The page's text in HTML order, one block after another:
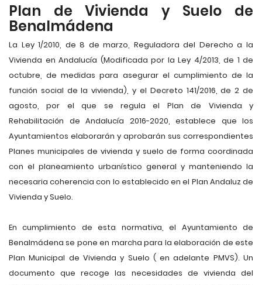
Plan de Vivienda y Suelo de
Benalmádena
La Ley 1/2010, de 8 de marzo, Reguladora del Derecho a la
Vivienda en Andalucía (Modificada por la Ley 4/2013, de 1 de
octubre, de medidas para asegurar el cumplimiento de la
función social de la vivienda), y el Decreto 141/2016, de 2 de
agosto, por el que se regula el Plan de Vivienda y
Rehabilitación de Andalucía 2016-2020, establece que los
Ayuntamientos elaborarán y aprobarán sus correspondientes
Planes municipales de vivienda y suelo de forma coordinada
con el planeamiento urbanístico general y manteniendo la
necesaria coherencia con lo establecido en el Plan Andaluz de
Vivienda y Suelo.
En cumplimiento de esta normativa, el Ayuntamiento de
Benalmádena se pone en marcha para la elaboración de este
Plan Municipal de Vivienda y Suelo ( en adelante PMVS). Un
documento que recoge las necesidades de vivienda del